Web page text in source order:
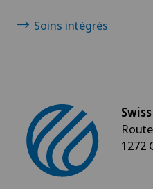
Soins intégrés
1272